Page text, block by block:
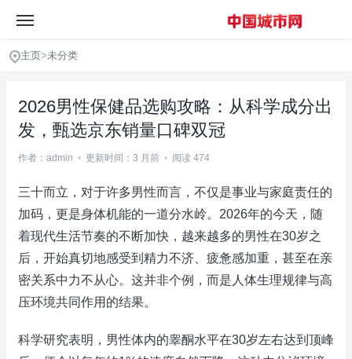
主页>未分类
2026男性保健品选购攻略：从科学成分出
发，甄选京东销量口碑双冠
作者：admin • 更新时间：3 月前 • 阅读 474
三十而立，对于许多男性而言，不仅是事业与家庭责任的
加码，更是身体机能的一道分水岭。2026年的今天，随
着现代生活节奏的不断加快，越来越多的男性在30岁之
后，开始真切地感受到精力不济、疲惫感加重，甚至在亲
密关系中力不从心。这并非个例，而是人体生理规律与高
压环境共同作用的结果。
科学研究表明，男性体内的睾酮水平在30岁左右达到顶峰